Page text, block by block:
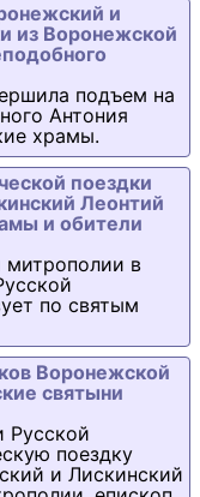
и
из Воронежской
подъем на
Антония
храмы.
поездки
Леонтий
и обители
митрополии в
по святым
Воронежской
святыни
Русской
поездку
и Лискинский